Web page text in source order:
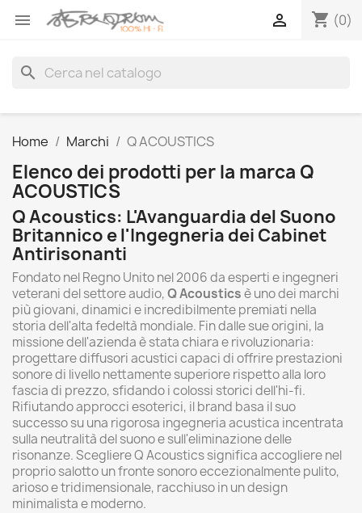
 shopping_cart (0)

search
Home Marchi Q ACOUSTICS
Elenco dei prodotti per la marca Q
ACOUSTICS
Q Acoustics: L'Avanguardia del Suono
Britannico e l'Ingegneria dei Cabinet
Antirisonanti
Fondato nel Regno Unito nel 2006 da esperti e ingegneri
veterani del settore audio,Q Acousticsè uno dei marchi
più giovani, dinamici e incredibilmente premiati nella
storia dell'alta fedeltà mondiale. Fin dalle sue origini, la
missione dell'azienda è stata chiara e rivoluzionaria:
progettare diffusori acustici capaci di offrire prestazioni
sonore di livello nettamente superiore rispetto alla loro
fascia di prezzo, sfidando i colossi storici dell'hi-fi.
Rifiutando approcci esoterici, il brand basa il suo
successo su una rigorosa ingegneria acustica incentrata
sulla neutralità del suono e sull'eliminazione delle
risonanze. Scegliere Q Acoustics significa accogliere nel
proprio salotto un fronte sonoro eccezionalmente pulito,
arioso e tridimensionale, racchiuso in un design
minimalista e moderno.